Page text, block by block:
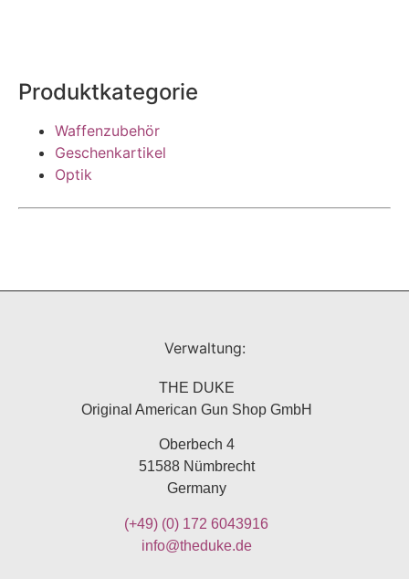
Produktkategorie
Waffenzubehör
Geschenkartikel
Optik
Verwaltung:
THE DUKE
Original American Gun Shop GmbH
Oberbech 4
51588 Nümbrecht
Germany
(+49) (0) 172 6043916
info@theduke.de